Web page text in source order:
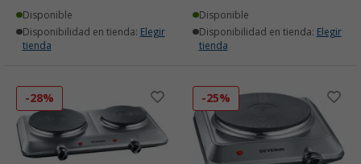
Disponible
Disponibilidad en tienda: Elegir
tienda
Disponible
Disponibilidad en tienda: Elegir
tienda
-28% -25%